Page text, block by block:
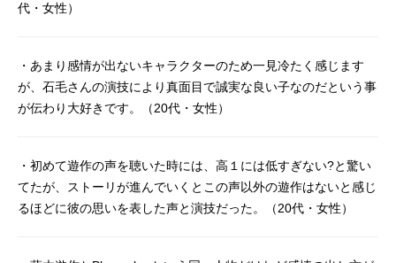
ネットワークのどこかに存在すると
いう『AIたちの世界=サイバース』を
滅亡させる事にあった。しかしそん
の名は“Playmaker”。圧倒的なデュエ
ルで『ハノイの騎士』を倒し、何も
語らずに去っていく彼の名は、ネッ
代・女性）
・あまり感情が出ないキャラクターのため一見冷たく感じます
が、石毛さんの演技により真面目で誠実な良い子なのだという事
が伝わり大好きです。（20代・女性）
・初めて遊作の声を聴いた時には、高１には低すぎない?と驚い
てたが、ストーリが進んでいくとこの声以外の遊作はないと感じ
るほどに彼の思いを表した声と演技だった。（20代・女性）